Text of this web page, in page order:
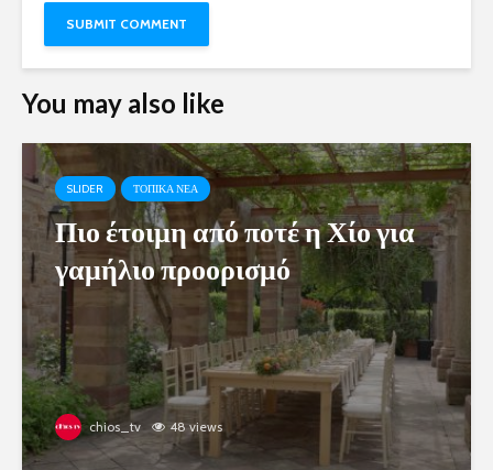
You may also like
SLIDER ΤΟΠΙΚΑ ΝΕΑ
Πιο έτοιμη από ποτέ η Χίο για
γαμήλιο προορισμό
chios_tv 48 views